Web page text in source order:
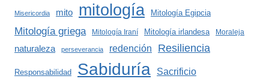
Misericordia mito mitología Mitología Egipcia
Mitología griega Mitología Iraní Mitología irlandesa Moraleja
naturaleza perseverancia redención Resiliencia
Responsabilidad Sabiduría Sacrificio